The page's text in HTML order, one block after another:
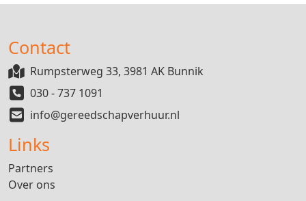
Contact
Rumpsterweg 33, 3981 AK Bunnik
030 - 737 1091
info@gereedschapverhuur.nl
Links
Partners
Over ons